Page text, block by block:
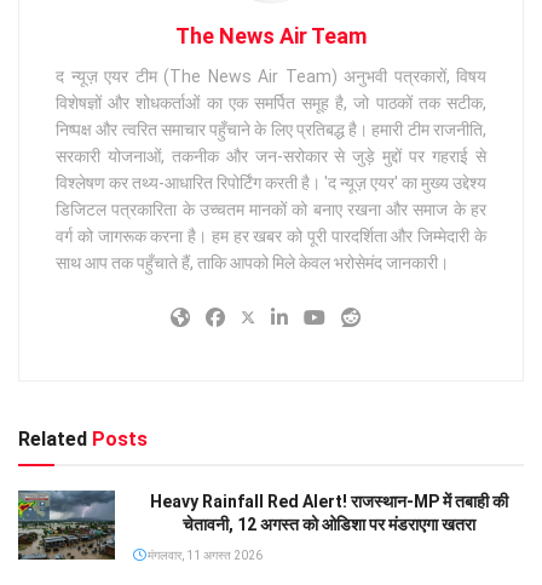
The News Air Team
द न्यूज़ एयर टीम (The News Air Team) अनुभवी पत्रकारों, विषय
विशेषज्ञों और शोधकर्ताओं का एक समर्पित समूह है, जो पाठकों तक सटीक,
निष्पक्ष और त्वरित समाचार पहुँचाने के लिए प्रतिबद्ध है। हमारी टीम राजनीति,
सरकारी योजनाओं, तकनीक और जन-सरोकार से जुड़े मुद्दों पर गहराई से
विश्लेषण कर तथ्य-आधारित रिपोर्टिंग करती है। 'द न्यूज़ एयर' का मुख्य उद्देश्य
डिजिटल पत्रकारिता के उच्चतम मानकों को बनाए रखना और समाज के हर
वर्ग को जागरूक करना है। हम हर खबर को पूरी पारदर्शिता और जिम्मेदारी के
साथ आप तक पहुँचाते हैं, ताकि आपको मिले केवल भरोसेमंद जानकारी।
Related Posts
Heavy Rainfall Red Alert! राजस्थान-MP में तबाही की
चेतावनी, 12 अगस्त को ओडिशा पर मंडराएगा खतरा
मंगलवार, 11 अगस्त 2026